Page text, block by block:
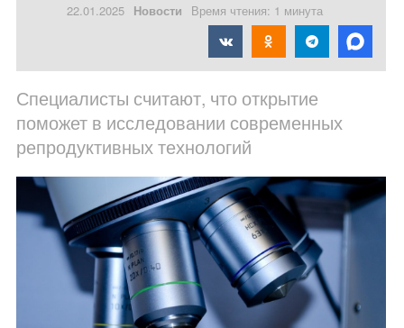
22.01.2025 Новости Время чтения: 1 минута
Специалисты считают, что открытие
поможет в исследовании современных
репродуктивных технологий